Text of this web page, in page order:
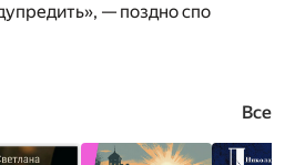
— поздно спо
Все